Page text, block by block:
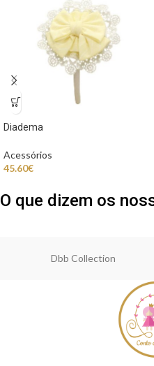
Diadema
Acessórios
45.60€
O que dizem os
Dbb Collection